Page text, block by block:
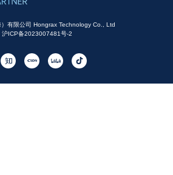
）有限公司 Hongrax Technology Co., Ltd
沪ICP备2023007481号-2